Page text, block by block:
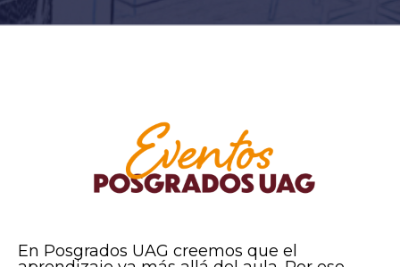
En Posgrados UAG creemos que el